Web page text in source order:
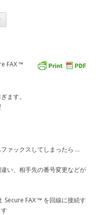
プレイアダプタ
キ
FAX ™
ます。
ァックスしてしまったら …
い、相手先の番号変更などが
Secure FAX ™ を回線に接続す